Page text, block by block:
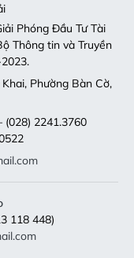
Phóng Đầu Tư Tài
Thông tin và Truyền
Phường Bàn Cờ,
2241.3760
118 448)